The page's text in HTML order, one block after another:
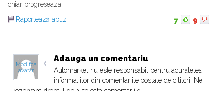
chiar progreseaza.
Raportează abuz
7 9
Modifica
avatar
Adauga un comentariu
Automarket nu este responsabil pentru acuratetea
informatiilor din comentariile postate de cititori. Ne